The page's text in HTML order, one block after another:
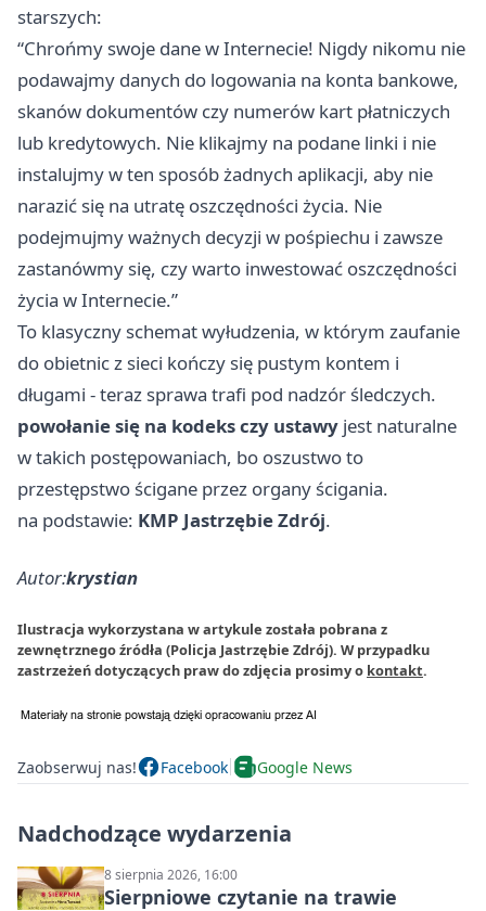
starszych:
“Chrońmy swoje dane w Internecie! Nigdy nikomu nie
podawajmy danych do logowania na konta bankowe,
skanów dokumentów czy numerów kart płatniczych
lub kredytowych. Nie klikajmy na podane linki i nie
instalujmy w ten sposób żadnych aplikacji, aby nie
narazić się na utratę oszczędności życia. Nie
podejmujmy ważnych decyzji w pośpiechu i zawsze
zastanówmy się, czy warto inwestować oszczędności
życia w Internecie.”
To klasyczny schemat wyłudzenia, w którym zaufanie
do obietnic z sieci kończy się pustym kontem i
długami - teraz sprawa trafi pod nadzór śledczych.
powołanie się na kodeks czy ustawy jest naturalne
w takich postępowaniach, bo oszustwo to
przestępstwo ścigane przez organy ścigania.
na podstawie: KMP Jastrzębie Zdrój.
Autor:krystian
Ilustracja wykorzystana w artykule została pobrana z
zewnętrznego źródła (Policja Jastrzębie Zdrój). W przypadku
zastrzeżeń dotyczących praw do zdjęcia prosimy o kontakt.
Zaobserwuj nas! Facebook Google News
Nadchodzące wydarzenia
8 sierpnia 2026, 16:00
Sierpniowe czytanie na trawie